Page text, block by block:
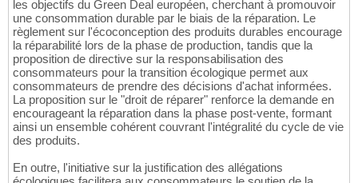
les objectifs du Green Deal européen, cherchant à promouvoir
une consommation durable par le biais de la réparation. Le
règlement sur l'écoconception des produits durables encourage
la réparabilité lors de la phase de production, tandis que la
proposition de directive sur la responsabilisation des
consommateurs pour la transition écologique permet aux
consommateurs de prendre des décisions d'achat informées.
La proposition sur le "droit de réparer" renforce la demande en
encourageant la réparation dans la phase post-vente, formant
ainsi un ensemble cohérent couvrant l'intégralité du cycle de vie
des produits.
En outre, l'initiative sur la justification des allégations